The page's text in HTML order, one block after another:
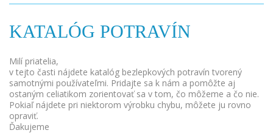
KATALÓG POTRAVÍN
Milí priatelia,
v tejto časti nájdete katalóg bezlepkových potravín tvorený
samotnými používateľmi. Pridajte sa k nám a pomôžte aj
ostaným celiatikom zorientovať sa v tom, čo môžeme a čo nie.
Pokiaľ nájdete pri niektorom výrobku chybu, môžete ju rovno
opraviť.
Ďakujeme